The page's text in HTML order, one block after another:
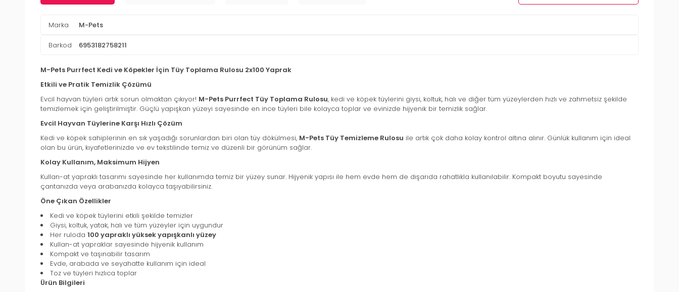
Marka M-Pets
Barkod 6953182758211
M-Pets Purrfect Kedi ve Köpekler İçin Tüy Toplama Rulosu 2x100 Yaprak
Etkili ve Pratik Temizlik Çözümü
Evcil hayvan tüyleri artık sorun olmaktan çıkıyor! M-Pets Purrfect Tüy Toplama Rulosu, kedi ve köpek tüylerini giysi, koltuk, halı ve diğer tüm yüzeylerden hızlı ve zahmetsiz şekilde
temizlemek için geliştirilmiştir. Güçlü yapışkan yüzeyi sayesinde en ince tüyleri bile kolayca toplar ve evinizde hijyenik bir temizlik sağlar.
Evcil Hayvan Tüylerine Karşı Hızlı Çözüm
Kedi ve köpek sahiplerinin en sık yaşadığı sorunlardan biri olan tüy dökülmesi, M-Pets Tüy Temizleme Rulosu ile artık çok daha kolay kontrol altına alınır. Günlük kullanım için ideal
olan bu ürün, kıyafetlerinizde ve ev tekstilinde temiz ve düzenli bir görünüm sağlar.
Kolay Kullanım, Maksimum Hijyen
Kullan-at yapraklı tasarımı sayesinde her kullanımda temiz bir yüzey sunar. Hijyenik yapısı ile hem evde hem de dışarıda rahatlıkla kullanılabilir. Kompakt boyutu sayesinde
çantanızda veya arabanızda kolayca taşıyabilirsiniz.
Öne Çıkan Özellikler
Kedi ve köpek tüylerini etkili şekilde temizler
Giysi, koltuk, yatak, halı ve tüm yüzeyler için uygundur
Her ruloda 100 yapraklı yüksek yapışkanlı yüzey
Kullan-at yapraklar sayesinde hijyenik kullanım
Kompakt ve taşınabilir tasarım
Evde, arabada ve seyahatte kullanım için ideal
Toz ve tüyleri hızlıca toplar
Ürün Bilgileri